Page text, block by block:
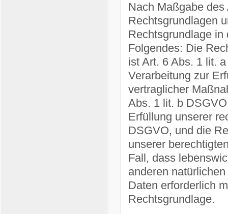
Nach Maßgabe
Rechtsgrundlagen
Rechtsgrundlage
Folgendes: Die
ist Art. 6 Abs. 1 lit.
Verarbeitung zur
vertraglicher
Abs. 1 lit. b
Erfüllung unserer
DSGVO, und die
unserer
Fall, dass
anderen
Daten erforderlich
Rechtsgrundlage.